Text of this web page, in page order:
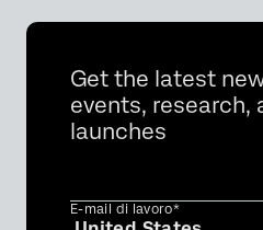
Get the latest
events, research,
launches
E-mail di lavoro*